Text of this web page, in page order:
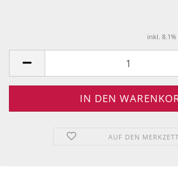
inkl.
AUF DEN